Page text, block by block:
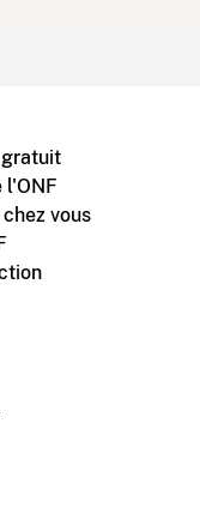
gratuit
l'ONF
vous